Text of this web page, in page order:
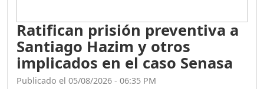
Ratifican prisión preventiva a
Santiago Hazim y otros
implicados en el caso Senasa
Publicado el 05/08/2026 - 06:35 PM